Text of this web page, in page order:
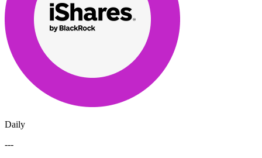
Daily
---